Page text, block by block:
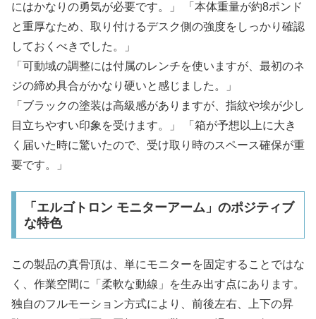
にはかなりの勇気が必要です。」 「本体重量が約8ポンド
と重厚なため、取り付けるデスク側の強度をしっかり確認
しておくべきでした。」
「可動域の調整には付属のレンチを使いますが、最初のネ
ジの締め具合がかなり硬いと感じました。」
「ブラックの塗装は高級感がありますが、指紋や埃が少し
目立ちやすい印象を受けます。」 「箱が予想以上に大き
く届いた時に驚いたので、受け取り時のスペース確保が重
要です。」
「エルゴトロン モニターアーム」のポジティブ
な特色
この製品の真骨頂は、単にモニターを固定することではな
く、作業空間に「柔軟な動線」を生み出す点にあります。
独自のフルモーション方式により、前後左右、上下の昇